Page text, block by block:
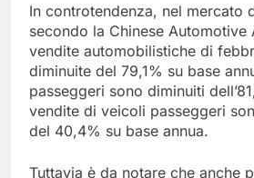
In controtendenza, nel mercato
secondo la Chinese Automotive
vendite automobilistiche di
diminuite del 79,1% su base
passeggeri sono diminuiti
vendite di veicoli passeggeri
del 40,4% su base annua.
Tuttavia è da notare che anche